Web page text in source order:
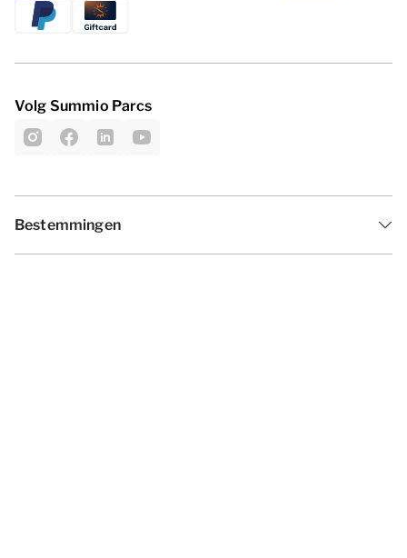
Volg Summio Parcs
Bestemmingen